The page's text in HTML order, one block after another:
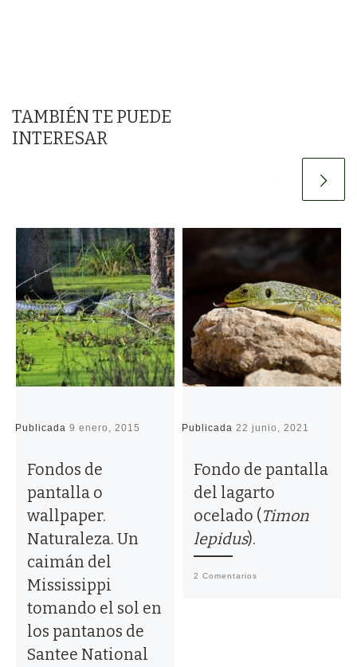
TAMBIÉN TE PUEDE
INTERESAR
Publicada9 enero, 2015
Fondos de
pantalla o
wallpaper.
Naturaleza. Un
caimán del
Mississippi
tomando el sol en
los pantanos de
Santee National
Publicada 22 junio, 2021
Fondo de pantalla
del lagarto
ocelado (Timon
lepidus).
2 Comentarios